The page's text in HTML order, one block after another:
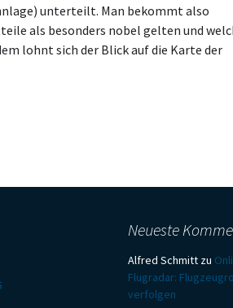
unterteilt. Man bekommt also
als besonders nobel gelten und
lohnt sich der Blick auf die Karte der
Neueste
Alfred Schmitt zu
Flugradar:
verfolgen